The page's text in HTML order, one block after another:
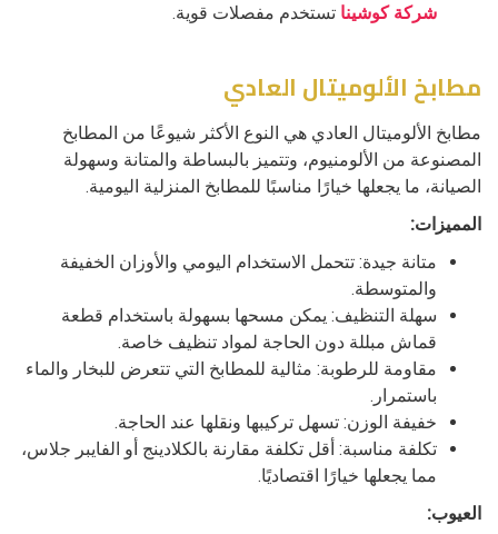
شركة كوشينا تستخدم مفصلات قوية.
مطابخ الألوميتال العادي
مطابخ الألوميتال العادي هي النوع الأكثر شيوعًا من المطابخ
المصنوعة من الألومنيوم، وتتميز بالبساطة والمتانة وسهولة
الصيانة، ما يجعلها خيارًا مناسبًا للمطابخ المنزلية اليومية.
المميزات:
متانة جيدة: تتحمل الاستخدام اليومي والأوزان الخفيفة
والمتوسطة.
سهلة التنظيف: يمكن مسحها بسهولة باستخدام قطعة
قماش مبللة دون الحاجة لمواد تنظيف خاصة.
مقاومة للرطوبة: مثالية للمطابخ التي تتعرض للبخار والماء
باستمرار.
خفيفة الوزن: تسهل تركيبها ونقلها عند الحاجة.
تكلفة مناسبة: أقل تكلفة مقارنة بالكلادينج أو الفايبر جلاس،
مما يجعلها خيارًا اقتصاديًا.
العيوب: